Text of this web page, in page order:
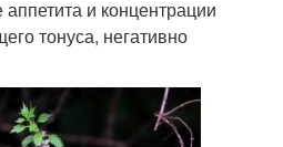
и концентрации
тонуса, негативно